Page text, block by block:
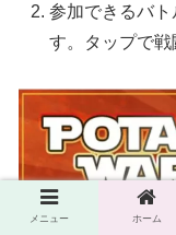
参加できるバ
す。タップで戦
メニュー ホーム